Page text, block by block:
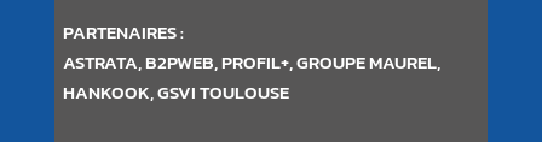
PARTENAIRES :
ASTRATA, B2PWEB, PROFIL+, GROUPE MAUREL,
HANKOOK, GSVI TOULOUSE